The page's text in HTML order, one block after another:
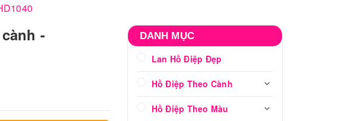
-
DANH MỤC
Lan Hồ Điệp Đẹp
Hồ Điệp Theo Cành
Hồ Điệp Theo Màu